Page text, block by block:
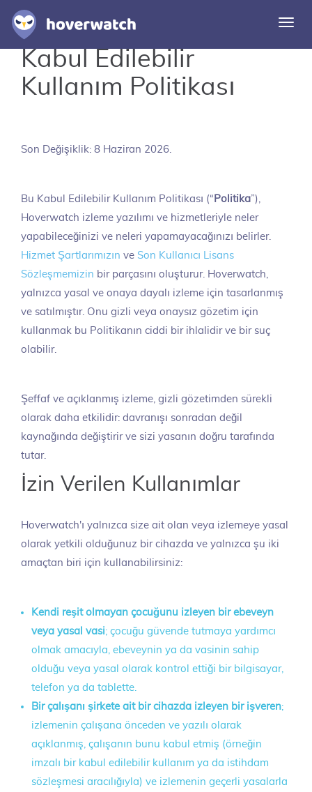
Özellikler
Kabul Edilebilir
Kullanım Politikası
Son Değişiklik: 8 Haziran 2026.
Bu Kabul Edilebilir Kullanım Politikası (“ Politika”),
Hoverwatch izleme yazılımı ve hizmetleriyle neler
yapabileceğinizi ve neleri yapamayacağınızı belirler.
Hizmet Şartlarımızın ve Son Kullanıcı Lisans
Sözleşmemizin bir parçasını oluşturur. Hoverwatch,
yalnızca yasal ve onaya dayalı izleme için tasarlanmış
ve satılmıştır. Onu gizli veya onaysız gözetim için
kullanmak bu Politikanın ciddi bir ihlalidir ve bir suç
olabilir.
Şeffaf ve açıklanmış izleme, gizli gözetimden sürekli
olarak daha etkilidir: davranışı sonradan değil
kaynağında değiştirir ve sizi yasanın doğru tarafında
tutar.
İzin Verilen Kullanımlar
Hoverwatch'ı yalnızca size ait olan veya izlemeye yasal
olarak yetkili olduğunuz bir cihazda ve yalnızca şu iki
amaçtan biri için kullanabilirsiniz:
Kendi reşit olmayan çocuğunu izleyen bir ebeveyn
veya yasal vasi; çocuğu güvende tutmaya yardımcı
olmak amacıyla, ebeveynin ya da vasinin sahip
olduğu veya yasal olarak kontrol ettiği bir bilgisayar,
telefon ya da tablette.
Bir çalışanı şirkete ait bir cihazda izleyen bir işveren;
izlemenin çalışana önceden ve yazılı olarak
açıklanmış, çalışanın bunu kabul etmiş (örneğin
imzalı bir kabul edilebilir kullanım ya da istihdam
sözleşmesi aracılığıyla) ve izlemenin geçerli yasalarla